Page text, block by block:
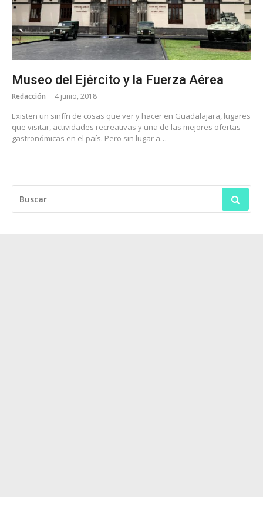
Museo del Ejército y la Fuerza Aérea
Redacción 4 junio, 2018
Existen un sinfín de cosas que ver y hacer en Guadalajara, lugares
que visitar, actividades recreativas y una de las mejores ofertas
gastronómicas en el país. Pero sin lugar a…